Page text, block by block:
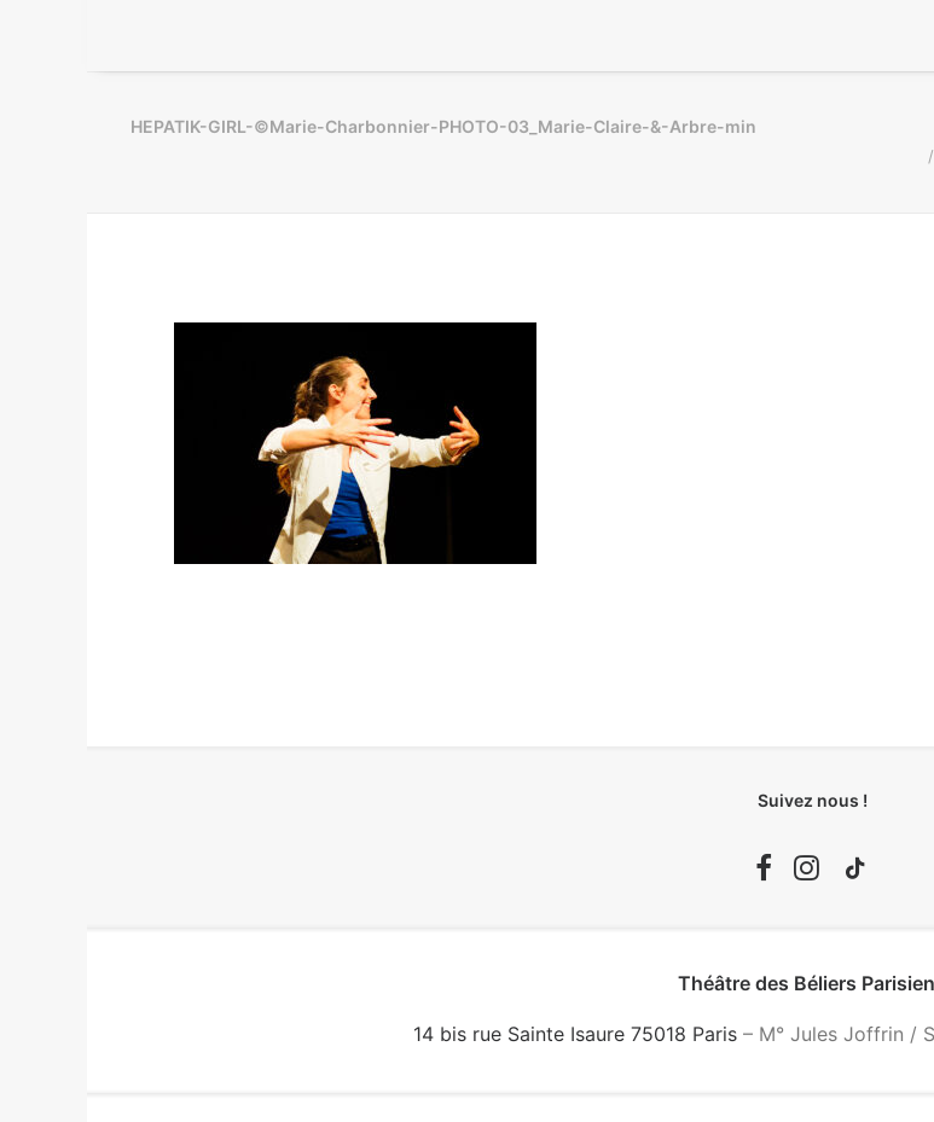
HEPATIK-GIRL-©Marie-Charbonnier-PHOTO-03_Marie-Claire-&-Arbre-min
Suivez nous !
Théâtre des Béliers
14 bis rue Sainte Isaure 75018 Paris – M° Jules Joffrin /